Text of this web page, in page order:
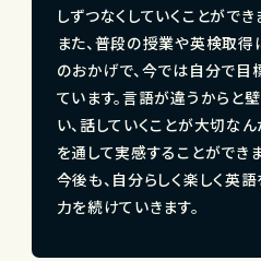
しずつなくしていくことができ
また、普段の授業や英検取
のおかげで、今では自分で
ています。言語が違うからと
い、話していくことが大切な
を通して実感することができま
今後も、自分らしく楽しく英
力を続けていきます。